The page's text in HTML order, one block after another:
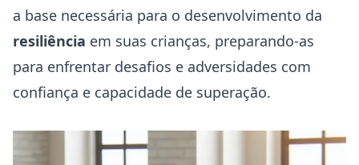
a base necessária para o desenvolvimento da
resiliência em suas crianças, preparando-as
para enfrentar desafios e adversidades com
confiança e capacidade de superação.